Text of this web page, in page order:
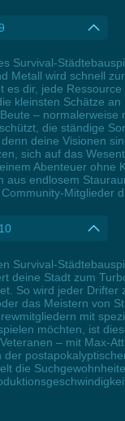
Survival-
Metall wird schnell
es dir, jede
kleinsten Schätze
–
die ständige
deine Visionen
sich auf das
Abenteuer ohne
aus endlosem
Mitglieder
Survival-
deine Stadt zum
So wird jeder
das Meistern von
mit
möchten, ist
– mit Max-
die